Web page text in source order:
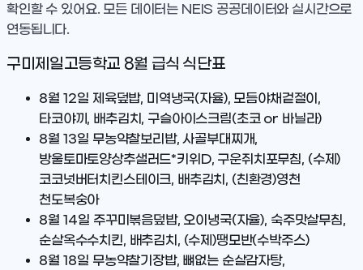
확인할 수 있어요. 모든 데이터는 NEIS 공공데이터와 실시간으로
연동됩니다.
구미제일고등학교 8월 급식 식단표
8월 12일 제육덮밥, 미역냉국(자율), 모듬야채겉절이,
타코야끼, 배추김치, 구슬아이스크림(초코 or 바닐라)
8월 13일 무농약찰보리밥, 사골부대찌개,
방울토마토양상추샐러드*키위D, 구운쥐치포무침, (수제)
코코넛버터치킨스테이크, 배추김치, (친환경)영천
천도복숭아
8월 14일 주꾸미볶음덮밥, 오이냉국(자율), 숙주맛살무침,
순살옥수수치킨, 배추김치, (수제)땡모반(수박주스)
8월 18일 무농약찰기장밥, 뼈없는 순살감자탕,